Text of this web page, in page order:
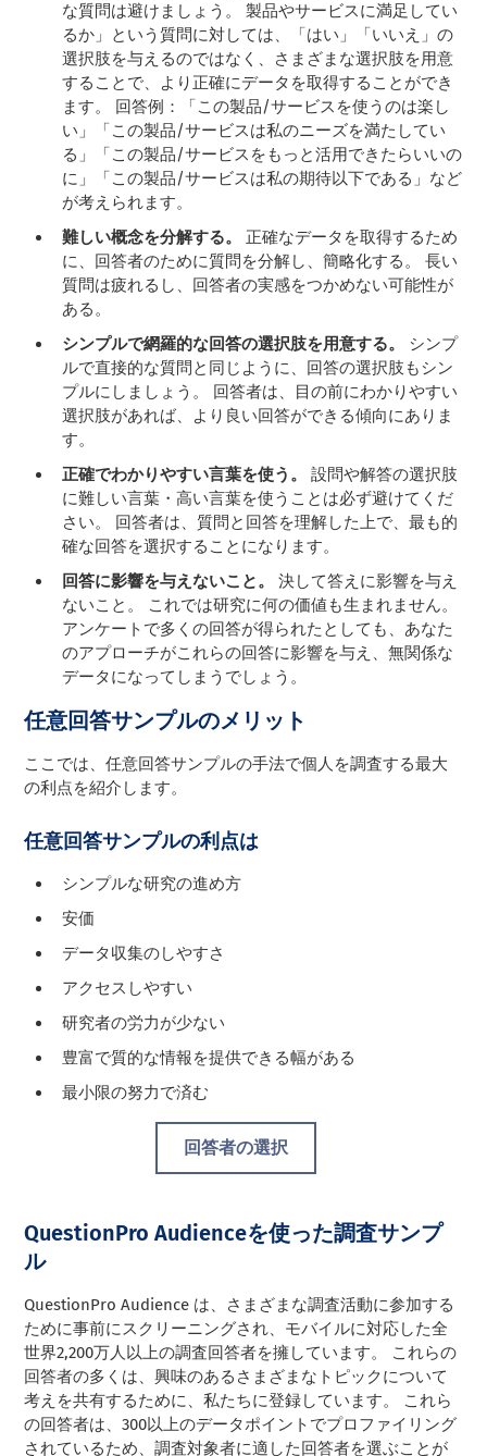
な質問は避けましょう。 製品やサービスに満足してい
るか」という質問に対しては、「はい」「いいえ」の
選択肢を与えるのではなく、さまざまな選択肢を用意
することで、より正確にデータを取得することができ
ます。 回答例：「この製品/サービスを使うのは楽し
い」「この製品/サービスは私のニーズを満たしてい
る」「この製品/サービスをもっと活用できたらいいの
に」「この製品/サービスは私の期待以下である」など
が考えられます。
難しい概念を分解する。
正確なデータを取得するため
に、回答者のために質問を分解し、簡略化する。 長い
質問は疲れるし、回答者の実感をつかめない可能性が
ある。
シンプルで網羅的な回答の選択肢を用意する。
シンプ
ルで直接的な質問と同じように、回答の選択肢もシン
プルにしましょう。 回答者は、目の前にわかりやすい
選択肢があれば、より良い回答ができる傾向にありま
す。
正確でわかりやすい言葉を使う。
設問や解答の選択肢
に難しい言葉・高い言葉を使うことは必ず避けてくだ
さい。 回答者は、質問と回答を理解した上で、最も的
確な回答を選択することになります。
回答に影響を与えないこと。
決して答えに影響を与え
ないこと。 これでは研究に何の価値も生まれません。
アンケートで多くの回答が得られたとしても、あなた
のアプローチがこれらの回答に影響を与え、無関係な
データになってしまうでしょう。
任意回答サンプルのメリット
ここでは、任意回答サンプルの手法で個人を調査する最大
の利点を紹介します。
任意回答サンプルの利点は
シンプルな研究の進め方
安価
データ収集のしやすさ
アクセスしやすい
研究者の労力が少ない
豊富で質的な情報を提供できる幅がある
最小限の努力で済む
回答者の選択
QuestionPro Audienceを使った調査サンプ
ル
QuestionPro Audience は、さまざまな調査活動に参加する
ために事前にスクリーニングされ、モバイルに対応した全
世界2,200万人以上の調査回答者を擁しています。 これらの
回答者の多くは、興味のあるさまざまなトピックについて
考えを共有するために、私たちに登録しています。 これら
の回答者は、300以上のデータポイントでプロファイリング
されているため、調査対象者に適した回答者を選ぶことが